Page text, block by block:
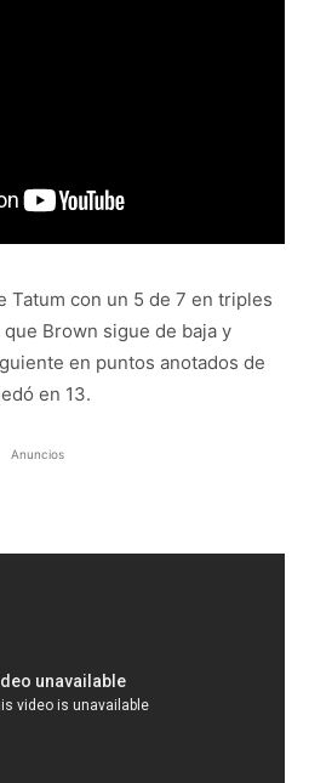
Tatum con un 5 de 7 en triples
Brown sigue de baja y
en puntos anotados de
en 13.
Anuncios